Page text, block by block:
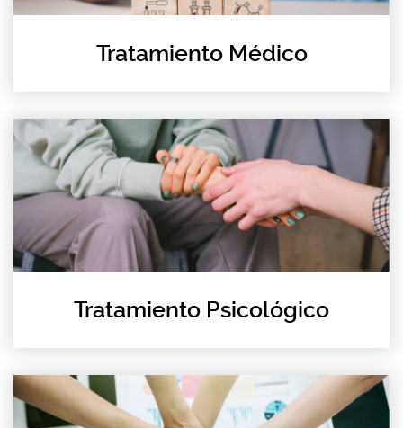
Tratamiento Médico
Tratamiento Psicológico